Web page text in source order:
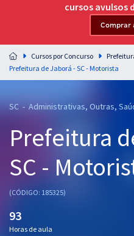
Residências
Preparação completa e intensiva
residências em saúde do Brasil
Cursos 20% OFF
Pós
Graduação
OAB
cursos avulsos
Comprar
Cursos por Concurso
Prefeitura de Jaborá - SC - Motorista
SC - Administrativas, Outras,
Prefeitura
SC -
(CÓDIGO: 185325)
93
Horas de aula